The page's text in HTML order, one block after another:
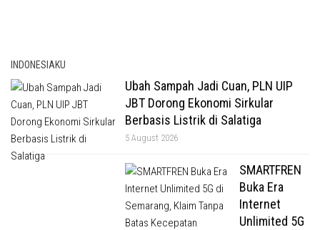
INDONESIAKU
Ubah Sampah Jadi Cuan, PLN UIP
JBT Dorong Ekonomi Sirkular
Berbasis Listrik di Salatiga
5 August 2026
SMARTFREN
Buka Era
Internet
Unlimited 5G